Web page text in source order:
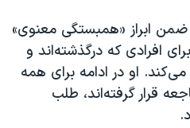
ابراز «همبستگی معنوی»
افرادی که درگذشته‌اند و
می‌کند. او در ادامه برای همه
قرار گرفته‌اند، طلب